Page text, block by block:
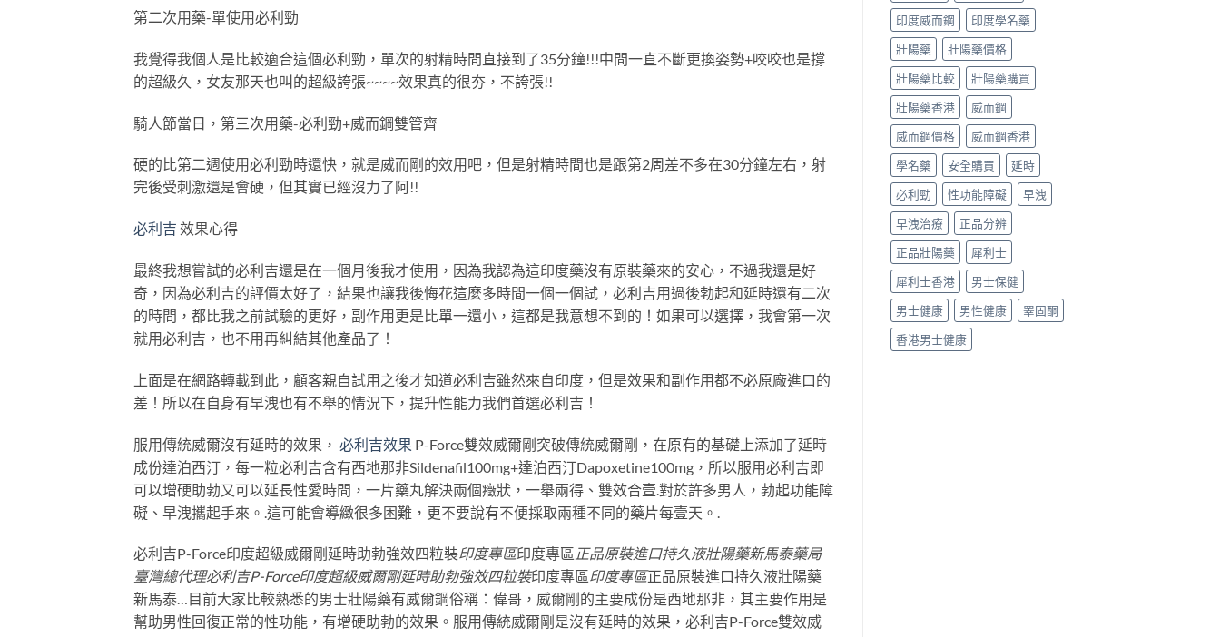
第二次用藥-單使用必利勁
我覺得我個人是比較適合這個必利勁，單次的射精時間直接到了35分鐘!!!中間一直不斷更換姿勢+咬咬也是撐
的超級久，女友那天也叫的超級誇張~~~~效果真的很夯，不誇張!!
騎人節當日，第三次用藥-必利勁+威而鋼雙管齊
硬的比第二週使用必利勁時還快，就是威而剛的效用吧，但是射精時間也是跟第2周差不多在30分鐘左右，射
完後受刺激還是會硬，但其實已經沒力了阿!!
必利吉 效果心得
最終我想嘗試的必利吉還是在一個月後我才使用，因為我認為這印度藥沒有原裝藥來的安心，不過我還是好
奇，因為必利吉的評價太好了，結果也讓我後悔花這麼多時間一個一個試，必利吉用過後勃起和延時還有二次
的時間，都比我之前試驗的更好，副作用更是比單一還小，這都是我意想不到的！如果可以選擇，我會第一次
就用必利吉，也不用再糾結其他產品了！
上面是在網路轉載到此，顧客親自試用之後才知道必利吉雖然來自印度，但是效果和副作用都不必原廠進口的
差！所以在自身有早洩也有不舉的情況下，提升性能力我們首選必利吉！
服用傳統威爾沒有延時的效果， 必利吉效果 P-Force雙效威爾剛突破傳統威爾剛，在原有的基礎上添加了延時
成份達泊西汀，每一粒必利吉含有西地那非Sildenafil100mg+達泊西汀Dapoxetine100mg，所以服用必利吉即
可以增硬助勃又可以延長性愛時間，一片藥丸解決兩個癥狀，一舉兩得、雙效合壹.對於許多男人，勃起功能障
礙、早洩攜起手來。.這可能會導緻很多困難，更不要說有不便採取兩種不同的藥片每壹天。.
必利吉P-Force印度超級威爾剛延時助勃強效四粒裝印度專區印度專區 正品原裝進口持久液壯陽藥新馬泰藥局
臺灣總代理必利吉P-Force印度超級威爾剛延時助勃強效四粒裝印度專區印度專區正品原裝進口持久液壯陽藥
新馬泰…目前大家比較熟悉的男士壯陽藥有威爾鋼俗稱：偉哥，威爾剛的主要成份是西地那非，其主要作用是
幫助男性回復正常的性功能，有增硬助勃的效果。服用傳統威爾剛是沒有延時的效果，必利吉P-Force雙效威
價
格
比
與
用
家
心
得
2026〉
印度威而鋼
印度學名藥
壯陽藥
壯陽藥價格
壯陽藥比較
壯陽藥購買
壯陽藥香港
威而鋼
威而鋼價格
威而鋼香港
學名藥
安全購買
延時
必利勁
性功能障礙
早洩
早洩治療
正品分辨
正品壯陽藥
犀利士
犀利士香港
男士保健
男士健康
男性健康
睪固酮
香港男士健康